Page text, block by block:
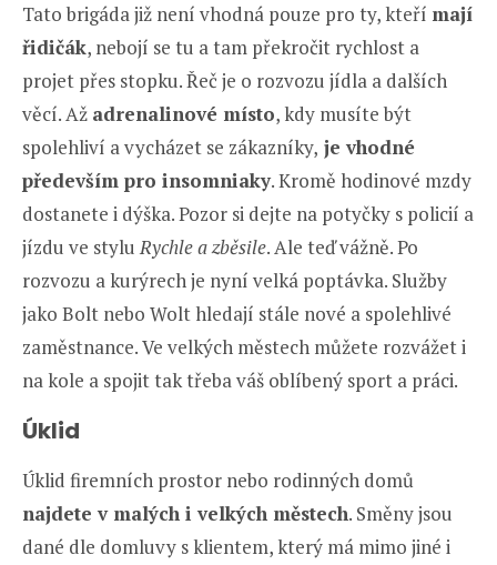
Tato brigáda již není vhodná pouze pro ty, kteří mají
řidičák, nebojí se tu a tam překročit rychlost a
projet přes stopku. Řeč je o rozvozu jídla a dalších
věcí. Až adrenalinové místo, kdy musíte být
spolehliví a vycházet se zákazníky, je vhodné
především pro insomniaky. Kromě hodinové mzdy
dostanete i dýška. Pozor si dejte na potyčky s policií a
jízdu ve styluRychle a zběsile. Ale teď vážně. Po
rozvozu a kurýrech je nyní velká poptávka. Služby
jako Bolt nebo Wolt hledají stále nové a spolehlivé
zaměstnance. Ve velkých městech můžete rozvážet i
na kole a spojit tak třeba váš oblíbený sport a práci.
Úklid
Úklid firemních prostor nebo rodinných domů
najdete v malých i velkých městech. Směny jsou
dané dle domluvy s klientem, který má mimo jiné i